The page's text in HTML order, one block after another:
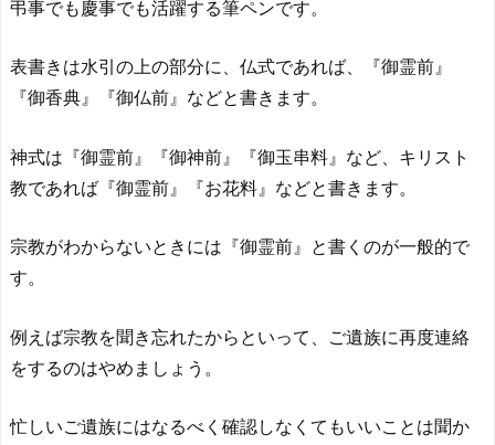
弔事でも慶事でも活躍する筆ペンです。
表書きは水引の上の部分に、仏式であれば、『御霊前』
『御香典』『御仏前』などと書きます。
神式は『御霊前』『御神前』『御玉串料』など、キリスト
教であれば『御霊前』『お花料』などと書きます。
宗教がわからないときには『御霊前』と書くのが一般的で
す。
例えば宗教を聞き忘れたからといって、ご遺族に再度連絡
をするのはやめましょう。
忙しいご遺族にはなるべく確認しなくてもいいことは聞か